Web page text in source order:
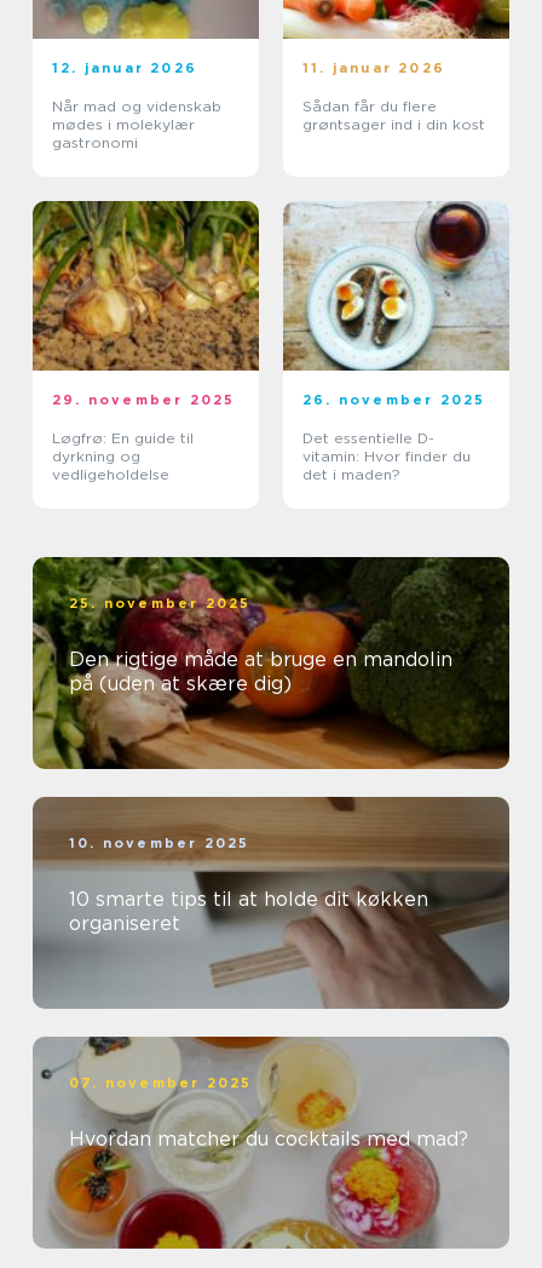
12. januar 2026
Når mad og videnskab
mødes i molekylær
gastronomi
11. januar 2026
Sådan får du flere
grøntsager ind i din kost
29. november 2025
Løgfrø: En guide til
dyrkning og
vedligeholdelse
26. november 2025
Det essentielle D-
vitamin: Hvor finder du
det i maden?
25. november 2025
Den rigtige måde at bruge en mandolin
på (uden at skære dig)
10. november 2025
10 smarte tips til at holde dit køkken
organiseret
07. november 2025
Hvordan matcher du cocktails med mad?